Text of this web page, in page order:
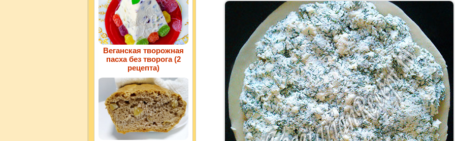
Веганская творожная
пасха без творога (2
рецепта)